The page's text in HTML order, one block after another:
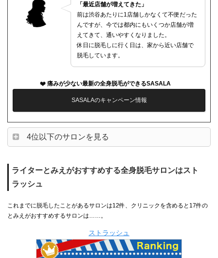
「最近店舗が増えてきた」
前は渋谷あたりに1店舗しかなくて不便だった
んですが、今では都内にもいくつか店舗が増
えてきて、通いやすくなりました。
休日に脱毛しに行く日は、家から近い店舗で
脱毛しています。
痛みが少ない最新の全身脱毛ができるSASALA
SASALAのキャンペーン情報
4位以下のサロンを見る
ライターとみえがおすすめする全身脱毛サロンはスト
ラッシュ
これまでに脱毛したことがあるサロンは12件、クリニックを含めると17件の
とみえがおすすめするサロンは……。
ストラッシュ